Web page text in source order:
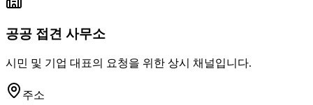
공공 접견 사무소
시민 및 기업 대표의 요청을 위한 상시 채널입니다.
주소